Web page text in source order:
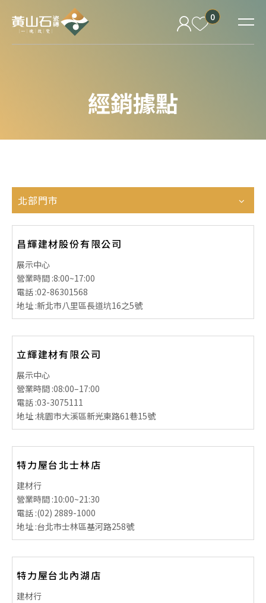
0
經銷據點
北部門市
昌輝建材股份有限公司
展示中心
營業時間 :8:00~17:00
電話 :02-86301568
地址 :新北市八里區長道坑16之5號
立輝建材有限公司
展示中心
營業時間 :08:00–17:00
電話 :03-3075111
地址 :桃園市大溪區新光東路61巷15號
特力屋台北士林店
建材行
營業時間 :10:00~21:30
電話 :(02) 2889-1000
地址 :台北市士林區基河路258號
特力屋台北內湖店
建材行